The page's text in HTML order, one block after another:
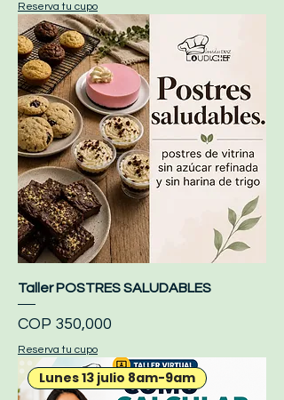
Reserva tu cupo
Taller POSTRES SALUDABLES
Price
COP 350,000
Reserva tu cupo
Lunes 13 julio 8am-9am